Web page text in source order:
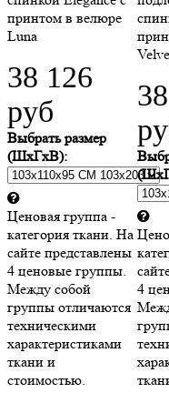
принтом в велюре
Luna
38 126
руб
Выбрать размер
(ШхГхВ):
Ценовая группа -
категория ткани. На
сайте представлены
4 ценовые группы.
Между собой
группы отличаются
техническими
характеристиками
ткани и
стоимостью.
4